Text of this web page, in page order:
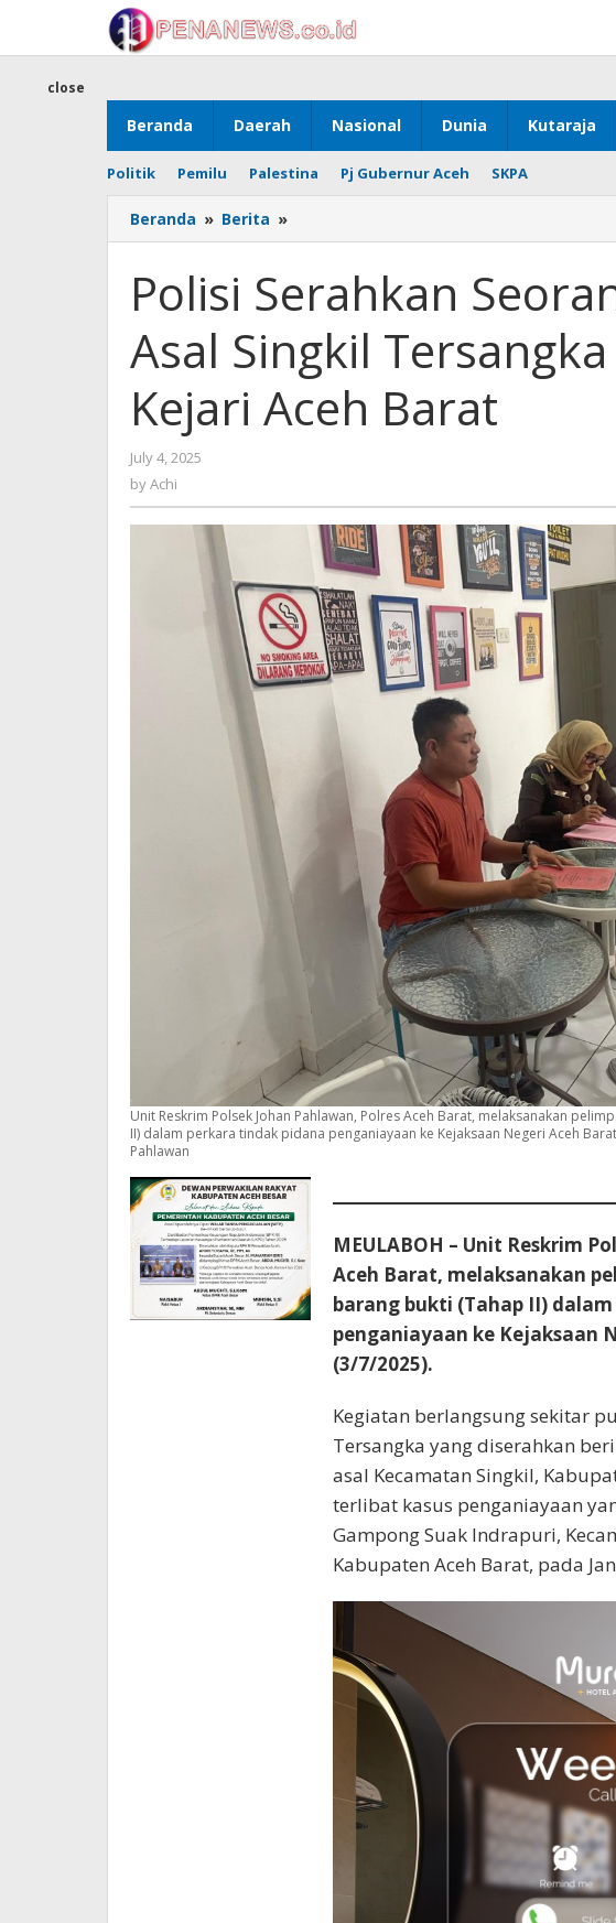
content
Beranda Daerah Nasional Dunia Kutaraja
Politik Pemilu Palestina Pj Gubernur Aceh SKPA
close
Beranda » Berita »
Serahkan
Mahasiswa
Asal
Singkil
Tersangka
penganiayaan
ke
Kejari
Polisi Serahkan
Asal Singkil
Kejari Aceh Barat
July 4, 2025
byAchi
Unit Reskrim Polsek Johan Pahlawan, Polres Aceh Barat, melaksanakan
II) dalam perkara tindak pidana penganiayaan ke Kejaksaan Negeri Aceh
Pahlawan
MEULABOH – Unit Reskrim
Aceh Barat, melaksanakan
barang bukti (Tahap II)
penganiayaan ke Kejaksaan
(3/7/2025).
Kegiatan berlangsung sekitar
Tersangka yang diserahkan
asal Kecamatan Singkil,
terlibat kasus penganiayaan
Gampong Suak Indrapuri,
Kabupaten Aceh Barat, pada